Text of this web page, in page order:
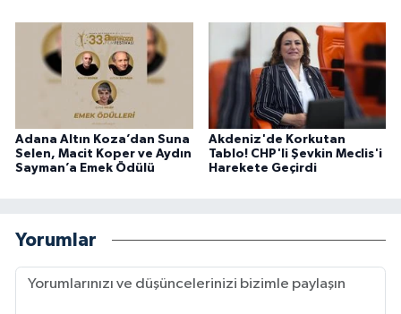
Adana Altın Koza’dan Suna
Selen, Macit Koper ve Aydın
Sayman’a Emek Ödülü
Akdeniz'de Korkutan
Tablo! CHP'li Şevkin Meclis'i
Harekete Geçirdi
Yorumlar